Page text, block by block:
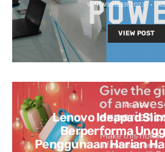
15 NOVEMBER 2023
VIEW POST
REVIEW
Lenovo Ideapad
Berperforma
Penggunaan Harian